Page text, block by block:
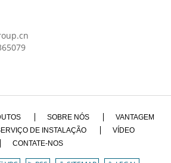
SOBRE NÓS
VANTAGEM
DE INSTALAÇÃO
VÍDEO
CONTATE-NOS